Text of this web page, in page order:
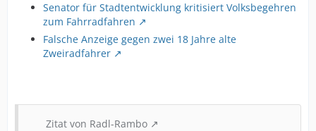
Senator für Stadtentwicklung kritisiert Volksbegehren
zum Fahrradfahren
Falsche Anzeige gegen zwei 18 Jahre alte
Zweiradfahrer
Zitat von Radl-Rambo